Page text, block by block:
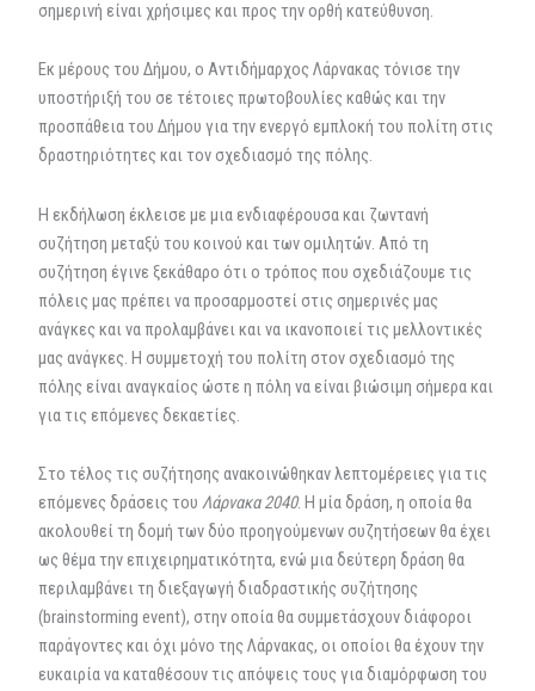
σημερινή είναι χρήσιμες και προς την ορθή κατεύθυνση.
Εκ μέρους του Δήμου, ο Αντιδήμαρχος Λάρνακας τόνισε την
υποστήριξή του σε τέτοιες πρωτοβουλίες καθώς και την
προσπάθεια του Δήμου για την ενεργό εμπλοκή του πολίτη στις
δραστηριότητες και τον σχεδιασμό της πόλης.
Η εκδήλωση έκλεισε με μια ενδιαφέρουσα και ζωντανή
συζήτηση μεταξύ του κοινού και των ομιλητών. Από τη
συζήτηση έγινε ξεκάθαρο ότι ο τρόπος που σχεδιάζουμε τις
πόλεις μας πρέπει να προσαρμοστεί στις σημερινές μας
ανάγκες και να προλαμβάνει και να ικανοποιεί τις μελλοντικές
μας ανάγκες. Η συμμετοχή του πολίτη στον σχεδιασμό της
πόλης είναι αναγκαίος ώστε η πόλη να είναι βιώσιμη σήμερα και
για τις επόμενες δεκαετίες.
Στο τέλος τις συζήτησης ανακοινώθηκαν λεπτομέρειες για τις
επόμενες δράσεις τουΛάρνακα 2040. Η μία δράση, η οποία θα
ακολουθεί τη δομή των δύο προηγούμενων συζητήσεων θα έχει
ως θέμα την επιχειρηματικότητα, ενώ μια δεύτερη δράση θα
περιλαμβάνει τη διεξαγωγή διαδραστικής συζήτησης
(brainstorming event), στην οποία θα συμμετάσχουν διάφοροι
παράγοντες και όχι μόνο της Λάρνακας, οι οποίοι θα έχουν την
ευκαιρία να καταθέσουν τις απόψεις τους για διαμόρφωση του